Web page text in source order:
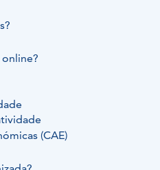
(CAE)